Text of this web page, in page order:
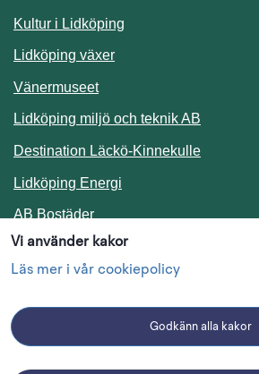
Vi använder kakor
Läs mer i vår cookiepolicy
Godkänn alla kakor
Kultur i Lidköping
Lidköping växer
Vänermuseet
Lidköping miljö och teknik AB
Destination Läckö-KinnekulleLänk till
Lidköping Energi
AB BostäderLänk till annan webbplats.
Följ oss i sociala medier
Linkedin